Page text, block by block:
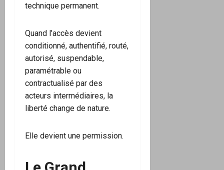
technique permanent.
Quand l’accès devient
conditionné, authentifié, routé,
autorisé, suspendable,
paramétrable ou
contractualisé par des
acteurs intermédiaires, la
liberté change de nature.
Elle devient une permission.